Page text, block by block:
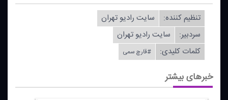
تنظیم كننده:
سایت رادیو تهران
سردبیر:
سایت رادیو تهران
کلمات کلیدی:
#قارچ سمی
خبرهای بیشتر